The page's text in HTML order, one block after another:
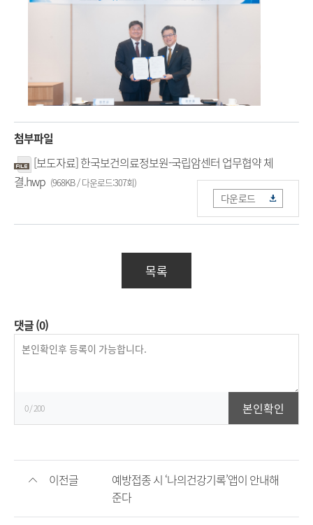
첨부파일
[보도자료] 한국보건의료정보원-국립암센터 업무협약 체
결.hwp (968KB / 다운로드:307회)
다운로드
목록
댓글(0)
0/ 200 본인확인
이전글
예방접종 시 ‘나의건강기록’앱이 안내해
준다